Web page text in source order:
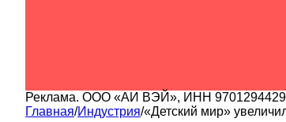
Реклама. ООО «АИ ВЭЙ», ИНН 9701294429
Главная/Индустрия/«Детский мир»